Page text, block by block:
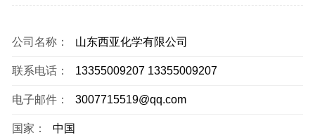
公司名称： 山东西亚化学有限公司
联系电话： 13355009207 13355009207
电子邮件： 3007715519@qq.com
国家： 中国